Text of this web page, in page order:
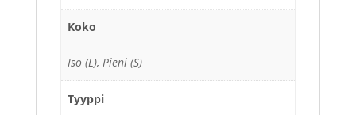
Koko
Iso (L), Pieni (S)
Tyyppi